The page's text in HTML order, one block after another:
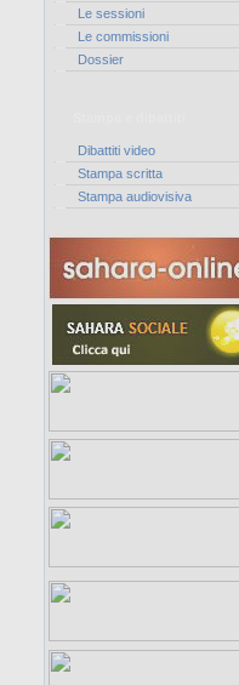
Le sessioni
Le commissioni
Dossier
Dibattiti video
Stampa scritta
Stampa audiovisiva